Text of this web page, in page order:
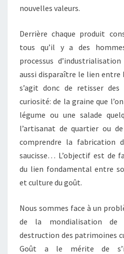
nouvelles valeurs.
Derrière chaque produit
tous qu’il y a des
processus
aussi disparaître le lien entre
s’agit donc de retisser
curiosité: de la graine que
légume ou une salade
l’artisanat de quartier ou
comprendre la fabrication
saucisse… L’objectif est de
du lien fondamental entre
et culture du goût.
Nous sommes face à un
de la mondialisation de
destruction des patrimoines
Goût a le mérite de